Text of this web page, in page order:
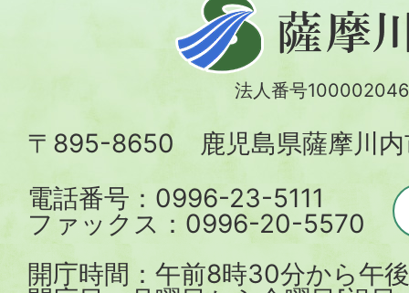
摩
川
法人番号
〒895-8650 鹿児島県薩摩川内
電話番号：0996-23-5111
ファックス：0996-20-5570
開庁時間：午前8時30分から午